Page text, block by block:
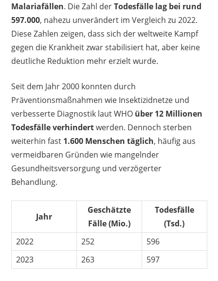
Malariafällen. Die Zahl derTodesfälle lag bei rund
597.000, nahezu unverändert im Vergleich zu 2022.
Diese Zahlen zeigen, dass sich der weltweite Kampf
gegen die Krankheit zwar stabilisiert hat, aber keine
deutliche Reduktion mehr erzielt wurde.
Seit dem Jahr 2000 konnten durch
Präventionsmaßnahmen wie Insektizidnetze und
verbesserte Diagnostik laut WHO über 12 Millionen
Todesfälle verhindertwerden. Dennoch sterben
weiterhin fast 1.600 Menschen täglich, häufig aus
vermeidbaren Gründen wie mangelnder
Gesundheitsversorgung und verzögerter
Behandlung.
Jahr
Geschätzte
Fälle (Mio.)
Todesfälle
(Tsd.)
2022
252
596
2023
263 597